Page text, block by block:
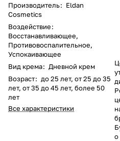
Производитель: Eldan
Cosmetics
Воздействие:
Восстанавливающее,
Противовоспалительное,
Успокаивающее
Вид крема: Дневной крем
Возраст: до 25 лет, от 25 до 35
лет, от 35 до 45 лет, более 50
лет
Все характеристики
о